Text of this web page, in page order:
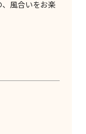
風合いをお楽